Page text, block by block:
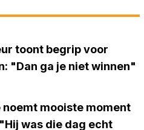
toont begrip voor
"Dan ga je niet winnen"
mooiste moment
was die dag echt